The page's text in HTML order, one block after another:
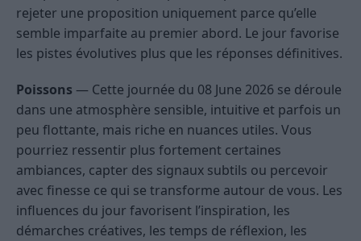
rejeter une proposition uniquement parce qu’elle
semble imparfaite au premier abord. Le jour favorise
les pistes évolutives plus que les réponses définitives.
Poissons — Cette journée du 08 June 2026 se déroule
dans une atmosphère sensible, intuitive et parfois un
peu flottante, mais riche en nuances utiles. Vous
pourriez ressentir plus fortement certaines
ambiances, capter des signaux subtils ou percevoir
avec finesse ce qui se transforme autour de vous. Les
influences du jour favorisent l’inspiration, les
démarches créatives, les temps de réflexion, les